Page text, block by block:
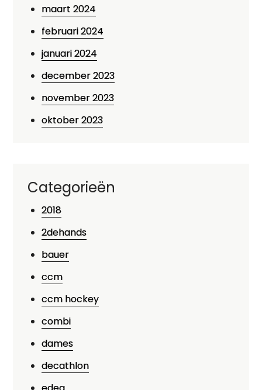
maart 2024
februari 2024
januari 2024
december 2023
november 2023
oktober 2023
Categorieën
2018
2dehands
bauer
ccm
ccm hockey
combi
dames
decathlon